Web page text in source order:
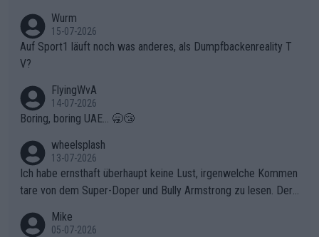
Wurm
15-07-2026
Auf Sport1 läuft noch was anderes, als Dumpfbackenreality T
V?
FlyingWvA
14-07-2026
Boring, boring UAE... 🥱😴
wheelsplash
13-07-2026
Ich habe ernsthaft überhaupt keine Lust, irgenwelche Kommen
tare von dem Super-Doper und Bully Armstrong zu lesen. Der
r die gehört nicht in dieses Medium!
Mike
05-07-2026